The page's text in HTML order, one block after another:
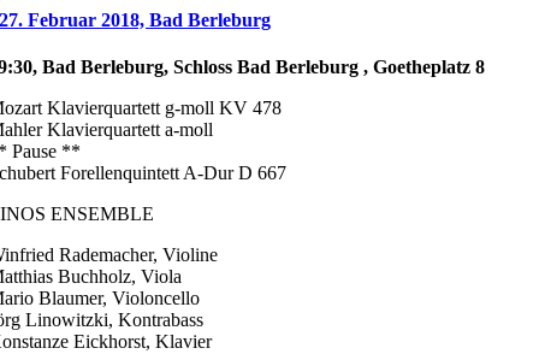
27. Februar 2018, Bad Berleburg
Bad Berleburg, Schloss Bad Berleburg , Goetheplatz 8
Klavierquartett g-moll KV 478
Klavierquartett a-moll
Pause **
Forellenquintett A-Dur D 667
ENSEMBLE
Rademacher, Violine
Buchholz, Viola
Blaumer, Violoncello
Linowitzki, Kontrabass
Eickhorst, Klavier